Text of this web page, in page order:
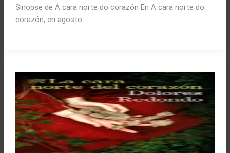
Sinopse de A cara norte do corazón En A cara norte do
corazón, en agosto